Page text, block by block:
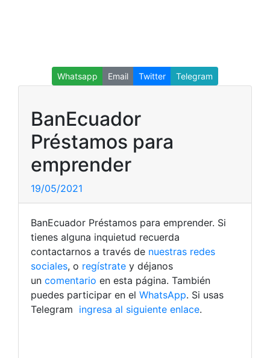
Whatsapp Email Twitter Telegram
BanEcuador
Préstamos para
emprender
19/05/2021
BanEcuador Préstamos para emprender. Si
tienes alguna inquietud recuerda
contactarnos a través de nuestras redes
sociales, o regístrate y déjanos
un comentario en esta página. También
puedes participar en el WhatsApp. Si usas
Telegram ingresa al siguiente enlace.